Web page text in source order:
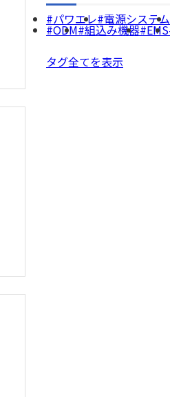
パワエレ 電源システム
ODM 組込み機器 EMS
タグ全てを表示